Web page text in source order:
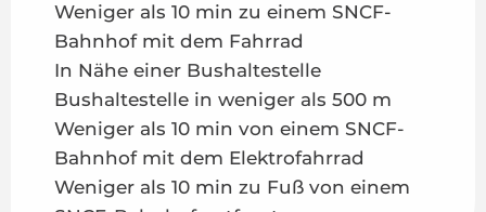
Weniger als 10 min zu einem SNCF-
Bahnhof mit dem Fahrrad
In Nähe einer Bushaltestelle
Bushaltestelle in weniger als 500 m
Weniger als 10 min von einem SNCF-
Bahnhof mit dem Elektrofahrrad
Weniger als 10 min zu Fuß von einem